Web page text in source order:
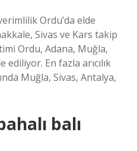
Ordu’da elde
Sivas ve Kars takip
Ordu, Adana, Muğla,
En fazla arıcılık
Muğla, Sivas, Antalya,
balı